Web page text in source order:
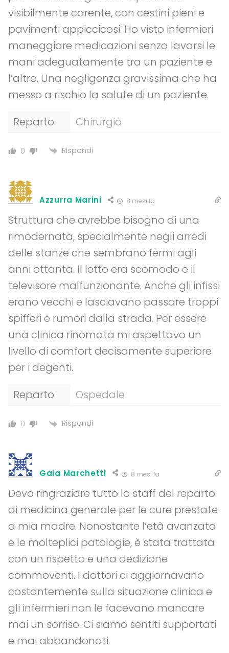
visibilmente carente, con cestini pieni e
pavimenti appiccicosi. Ho visto infermieri
maneggiare medicazioni senza lavarsi le
mani adeguatamente tra un paziente e
l’altro. Una negligenza gravissima che ha
messo a rischio la salute di un paziente.
Reparto
Chirurgia
0 Rispondi
Azzurra Marini 8 mesi fa
Struttura che avrebbe bisogno di una
rimodernata, specialmente negli arredi
delle stanze che sembrano fermi agli
anni ottanta. Il letto era scomodo e il
televisore malfunzionante. Anche gli infissi
erano vecchi e lasciavano passare troppi
spifferi e rumori dalla strada. Per essere
una clinica rinomata mi aspettavo un
livello di comfort decisamente superiore
per i degenti.
Reparto
Ospedale
0 Rispondi
Gaia Marchetti 8 mesi fa
Devo ringraziare tutto lo staff del reparto
di medicina generale per le cure prestate
a mia madre. Nonostante l’età avanzata
e le molteplici patologie, è stata trattata
con un rispetto e una dedizione
commoventi. I dottori ci aggiornavano
costantemente sulla situazione clinica e
gli infermieri non le facevano mancare
mai un sorriso. Ci siamo sentiti supportati
e mai abbandonati.